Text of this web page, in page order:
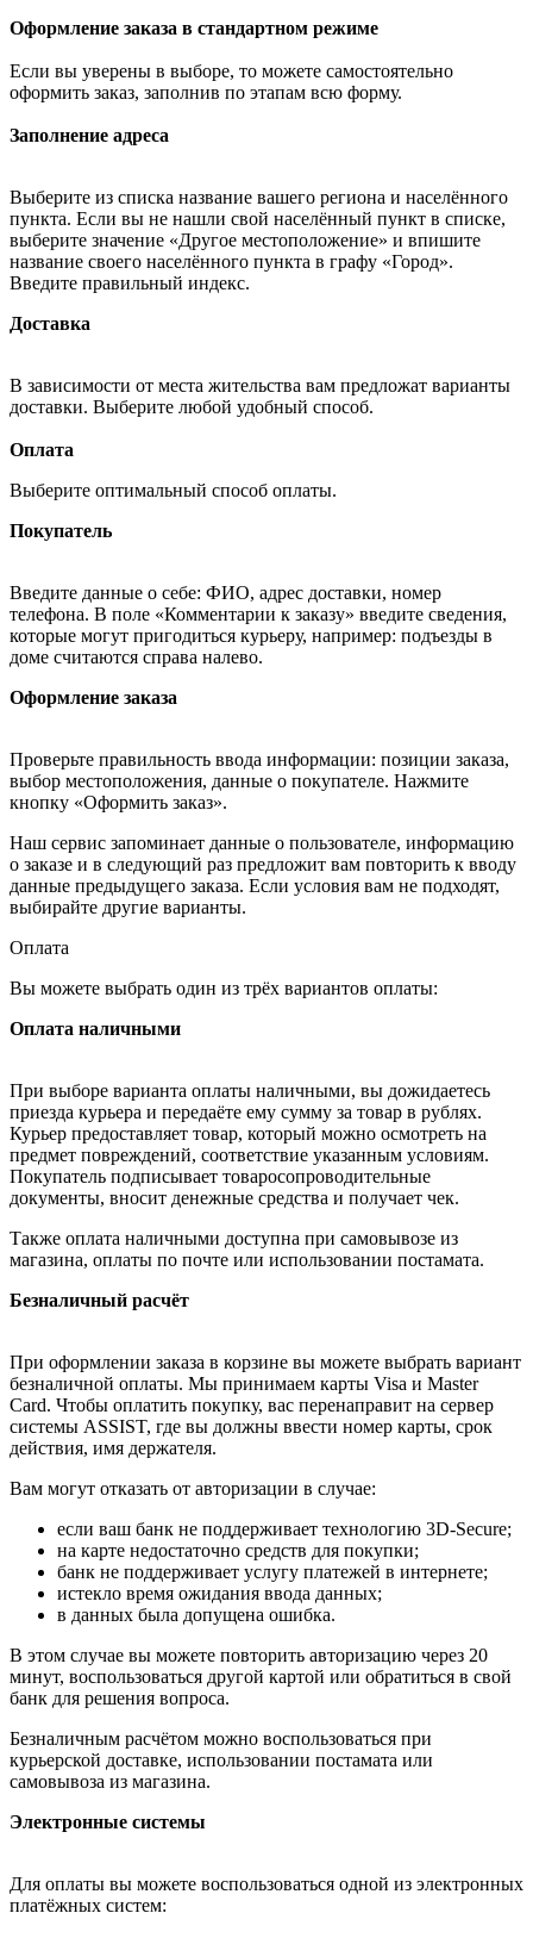
Оформление заказа в стандартном режиме
Если вы уверены в выборе, то можете самостоятельно
оформить заказ, заполнив по этапам всю форму.
Заполнение адреса
Выберите из списка название вашего региона и населённого
пункта. Если вы не нашли свой населённый пункт в списке,
выберите значение «Другое местоположение» и впишите
название своего населённого пункта в графу «Город».
Введите правильный индекс.
Доставка
В зависимости от места жительства вам предложат варианты
доставки. Выберите любой удобный способ.
Оплата
Выберите оптимальный способ оплаты.
Покупатель
Введите данные о себе: ФИО, адрес доставки, номер
телефона. В поле «Комментарии к заказу» введите сведения,
которые могут пригодиться курьеру, например: подъезды в
доме считаются справа налево.
Оформление заказа
Проверьте правильность ввода информации: позиции заказа,
выбор местоположения, данные о покупателе. Нажмите
кнопку «Оформить заказ».
Наш сервис запоминает данные о пользователе, информацию
о заказе и в следующий раз предложит вам повторить к вводу
данные предыдущего заказа. Если условия вам не подходят,
выбирайте другие варианты.
Оплата
Вы можете выбрать один из трёх вариантов оплаты:
Оплата наличными
При выборе варианта оплаты наличными, вы дожидаетесь
приезда курьера и передаёте ему сумму за товар в рублях.
Курьер предоставляет товар, который можно осмотреть на
предмет повреждений, соответствие указанным условиям.
Покупатель подписывает товаросопроводительные
документы, вносит денежные средства и получает чек.
Также оплата наличными доступна при самовывозе из
магазина, оплаты по почте или использовании постамата.
Безналичный расчёт
При оформлении заказа в корзине вы можете выбрать вариант
безналичной оплаты. Мы принимаем карты Visa и Master
Card. Чтобы оплатить покупку, вас перенаправит на сервер
системы ASSIST, где вы должны ввести номер карты, срок
действия, имя держателя.
Вам могут отказать от авторизации в случае:
если ваш банк не поддерживает технологию 3D-Secure;
на карте недостаточно средств для покупки;
банк не поддерживает услугу платежей в интернете;
истекло время ожидания ввода данных;
в данных была допущена ошибка.
В этом случае вы можете повторить авторизацию через 20
минут, воспользоваться другой картой или обратиться в свой
банк для решения вопроса.
Безналичным расчётом можно воспользоваться при
курьерской доставке, использовании постамата или
самовывоза из магазина.
Электронные системы
Для оплаты вы можете воспользоваться одной из электронных
платёжных систем: